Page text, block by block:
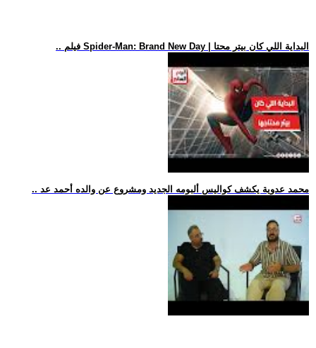
.. فيلم Spider-Man: Brand New Day | البداية اللي كان بيتر محتا
.. محمد عدوية يكشف كواليس ألبومه الجديد ومشروع عن والده أحمد عد